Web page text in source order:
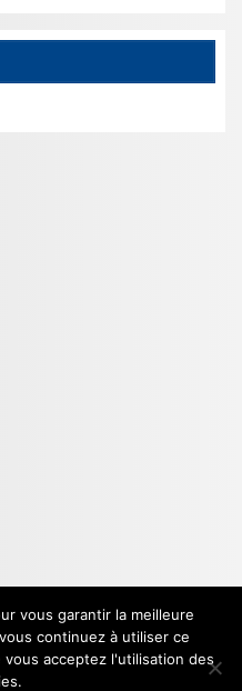
vous garantir la meilleure
continuez à utiliser ce
acceptez l'utilisation des